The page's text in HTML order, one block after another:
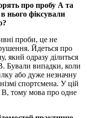
про пробу А та
нього фіксували
проби, це не
Йдеться про
який одразу ділиться
Бували випадки, коли
або дуже незначну
спортсмена. У цій
В, тому мова про одне